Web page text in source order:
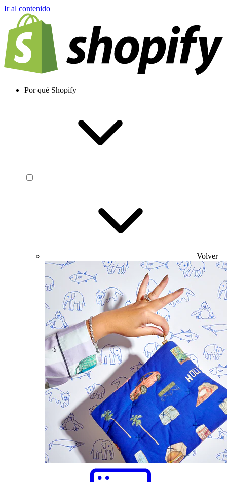
Ir al contenido
Por qué Shopify
Volver